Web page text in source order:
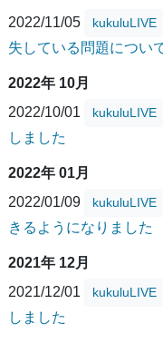
2022/11/05
kukuluLIVE
失している問題につい
2022年 10月
2022/10/01
kukuluLIVE
しました
2022年 01月
2022/01/09
kukuluLIVE
きるようになりました
2021年 12月
2021/12/01
kukuluLIVE
しました